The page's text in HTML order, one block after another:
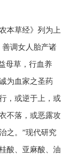
本草经》列为上
善调女人胎产诸
母草，行血养
为血家之圣药
，或逆于上，或
不落，或恶露攻
之。”现代研究
酸、亚麻酸、油